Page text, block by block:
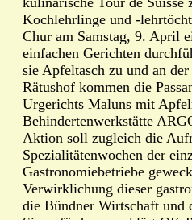
Kochlehrlinge und -
Chur am Samstag, 9. April
einfachen Gerichten
sie Apfeltasch zu und an
Rätushof kommen die
Urgerichts Maluns mit
Behindertenwerkstätte
Aktion soll zugleich die
Spezialitätenwochen der
Gastronomiebetriebe
Verwirklichung dieser
die Bündner Wirtschaft und